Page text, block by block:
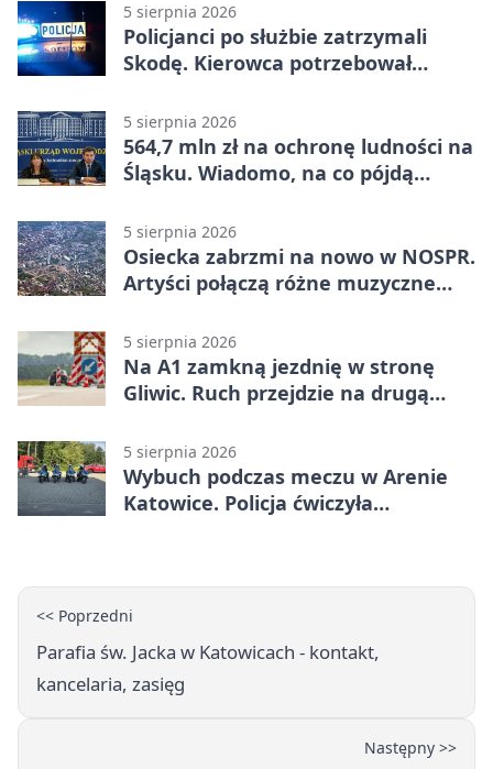
5 sierpnia 2026
Policjanci po służbie zatrzymali
Skodę. Kierowca potrzebował
5 sierpnia 2026
564,7 mln zł na ochronę ludności na
Śląsku. Wiadomo, na co pójdą
5 sierpnia 2026
Osiecka zabrzmi na nowo w NOSPR.
Artyści połączą różne muzyczne
5 sierpnia 2026
Na A1 zamkną jezdnię w stronę
Gliwic. Ruch przejdzie na drugą
5 sierpnia 2026
Wybuch podczas meczu w Arenie
Katowice. Policja ćwiczyła
<< Poprzedni
Parafia św. Jacka w Katowicach - kontakt,
kancelaria, zasięg
Następny >>